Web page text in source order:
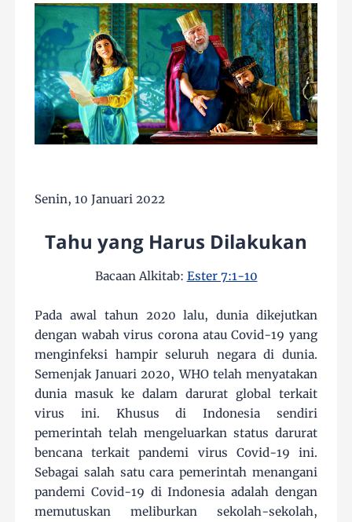
Senin, 10 Januari 2022
Tahu yang Harus Dilakukan
Bacaan Alkitab: Ester 7:1-10
Pada awal tahun 2020 lalu, dunia dikejutkan
dengan wabah virus corona atau Covid-19 yang
menginfeksi hampir seluruh negara di dunia.
Semenjak Januari 2020, WHO telah menyatakan
dunia masuk ke dalam darurat global terkait
virus ini. Khusus di Indonesia sendiri
pemerintah telah mengeluarkan status darurat
bencana terkait pandemi virus Covid-19 ini.
Sebagai salah satu cara pemerintah menangani
pandemi Covid-19 di Indonesia adalah dengan
memutuskan meliburkan sekolah-sekolah,